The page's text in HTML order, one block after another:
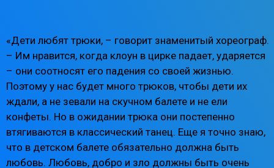
«Дети любят трюки, – говорит знаменитый хореограф.
– Им нравится, когда клоун в цирке падает, ударяется
– они соотносят его падения со своей жизнью.
Поэтому у нас будет много трюков, чтобы дети их
ждали, а не зевали на скучном балете и не ели
конфеты. Но в ожидании трюка они постепенно
втягиваются в классический танец. Еще я точно знаю,
что в детском балете обязательно должна быть
любовь. Любовь, добро и зло должны быть очень